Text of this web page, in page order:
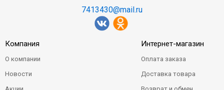
7413430@mail.ru
Компания
О компании
Новости
Интернет-магазин
Оплата заказа
Доставка товара